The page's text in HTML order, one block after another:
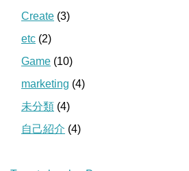
Create (3)
etc (2)
Game (10)
marketing (4)
未分類 (4)
自己紹介 (4)